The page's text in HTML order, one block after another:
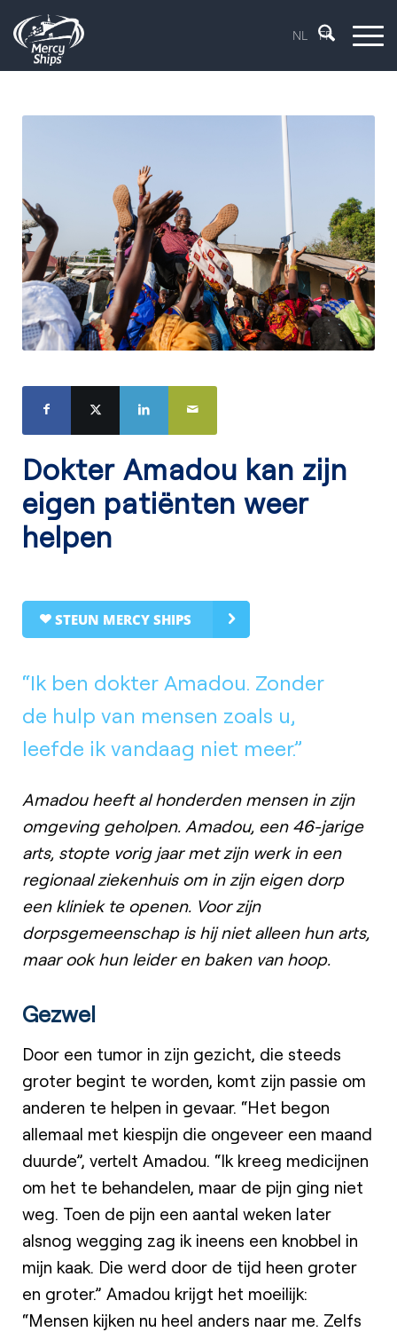
NL FR
Dokter Amadou kan zijn
eigen patiënten weer
helpen
STEUN MERCY SHIPS
“Ik ben dokter Amadou. Zonder
de hulp van mensen zoals u,
leefde ik vandaag niet meer.”
Amadou heeft al honderden mensen in zijn
omgeving geholpen. Amadou, een 46-jarige
arts, stopte vorig jaar met zijn werk in een
regionaal ziekenhuis om in zijn eigen dorp
een kliniek te openen. Voor zijn
dorpsgemeenschap is hij niet alleen hun arts,
maar ook hun leider en baken van hoop.
Gezwel
Door een tumor in zijn gezicht, die steeds
groter begint te worden, komt zijn passie om
anderen te helpen in gevaar. “Het begon
allemaal met kiespijn die ongeveer een maand
duurde”, vertelt Amadou. “Ik kreeg medicijnen
om het te behandelen, maar de pijn ging niet
weg. Toen de pijn een aantal weken later
alsnog wegging zag ik ineens een knobbel in
mijn kaak. Die werd door de tijd heen groter
en groter.” Amadou krijgt het moeilijk:
“Mensen kijken nu heel anders naar me. Zelfs